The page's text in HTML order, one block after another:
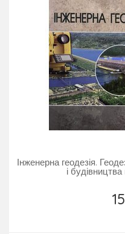
Інженерна геодезія.
і